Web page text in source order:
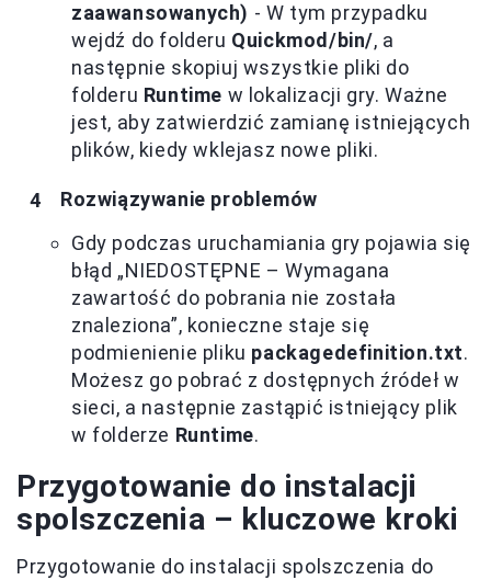
zaawansowanych) - W tym przypadku
wejdź do folderu Quickmod/bin/, a
następnie skopiuj wszystkie pliki do
folderu Runtime w lokalizacji gry. Ważne
jest, aby zatwierdzić zamianę istniejących
plików, kiedy wklejasz nowe pliki.
Rozwiązywanie problemów
Gdy podczas uruchamiania gry pojawia się
błąd „NIEDOSTĘPNE – Wymagana
zawartość do pobrania nie została
znaleziona”, konieczne staje się
podmienienie pliku packagedefinition.txt.
Możesz go pobrać z dostępnych źródeł w
sieci, a następnie zastąpić istniejący plik
w folderze Runtime.
Przygotowanie do instalacji
spolszczenia – kluczowe kroki
Przygotowanie do instalacji spolszczenia do